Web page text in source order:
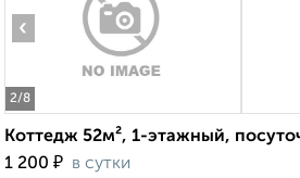
2/8
‹
Коттедж 52м², 1-этажный,
1 200 ₽ в сутки